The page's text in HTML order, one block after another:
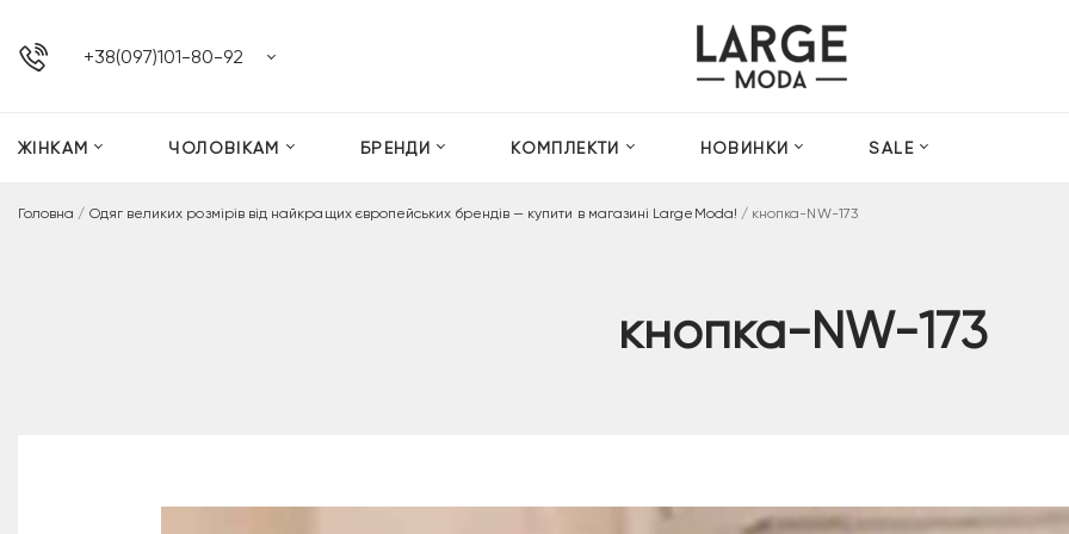
+38(097)101-80-92
ЖІНКАМ ЧОЛОВІКАМ БРЕНДИ КОМПЛЕКТИ НОВИНКИ SALE
Головна / Одяг великих розмірів від найкращих європейських брендів — купити в магазині LargeModa! / кнопка-NW-173
кнопка-NW-173